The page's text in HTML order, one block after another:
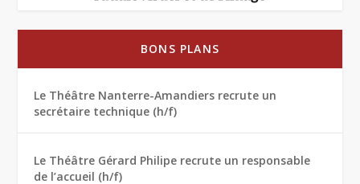
BONS PLANS
Le Théâtre Nanterre-Amandiers recrute un
secrétaire technique (h/f)
Le Théâtre Gérard Philipe recrute un responsable
de l’accueil (h/f)